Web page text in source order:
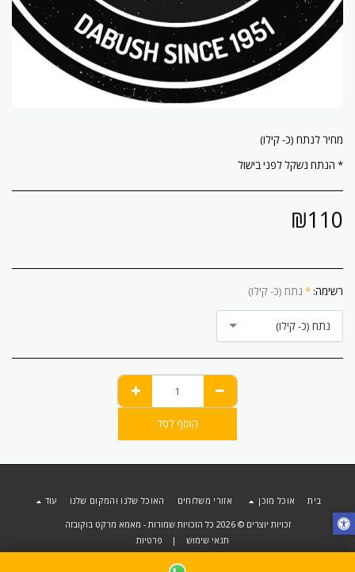
* הנתח נשקל לפני בישול
₪110
רשימה: * נתח (כ- קילו)
נתח (כ- קילו)
הוסף לסל
בית אוכל מוכן אזורי משלוחים האוכל שלנו והמקום שלנו עוד
זכויות יוצרים © 2026 כל הזכויות שמורות -
מאמא מרקט בוקובזה
תנאי שימוש | פרטיות